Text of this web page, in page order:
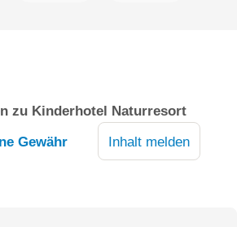
im Obergeschoss, einem
mit Kachelofen und einer
weitere Gäste, bietet es viel Raum zum
zu Kinderhotel Naturresort
Gewähr Inhalt melden